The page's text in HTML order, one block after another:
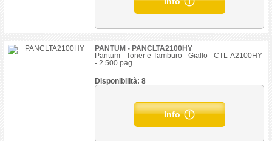
PANTUM - PANCLTA2100HY
Pantum - Toner e Tamburo - Giallo - CTL-A2100HY
- 2.500 pag
Disponibilità: 8
Info